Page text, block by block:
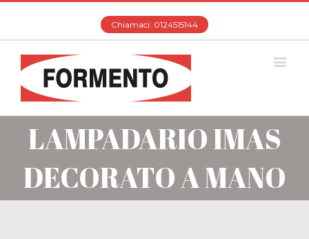
Chiamaci: 0124515144
LAMPADARIO IMAS
DECORATO A MANO